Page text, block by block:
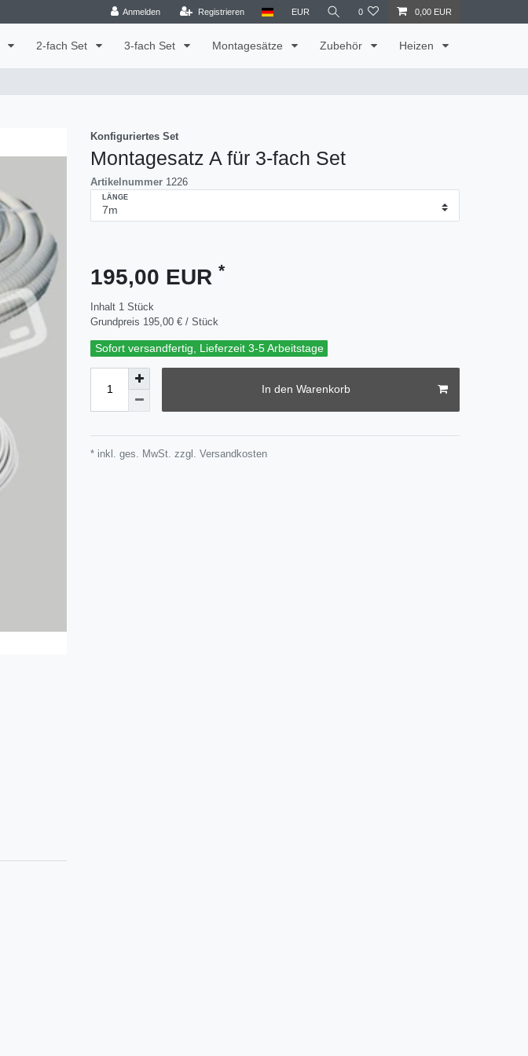
Anmelden Registrieren EUR 0 0,00 EUR
2-fach Set 3-fach Set Montagesätze Zubehör Heizen
Konfiguriertes Set
Montagesatz A für 3-fach Set
Artikelnummer 1226
LÄNGE
195,00 EUR *
Inhalt 1 Stück
Grundpreis 195,00 € / Stück
Sofort versandfertig, Lieferzeit 3-5 Arbeitstage
In den Warenkorb
* inkl. ges. MwSt. zzgl. Versandkosten